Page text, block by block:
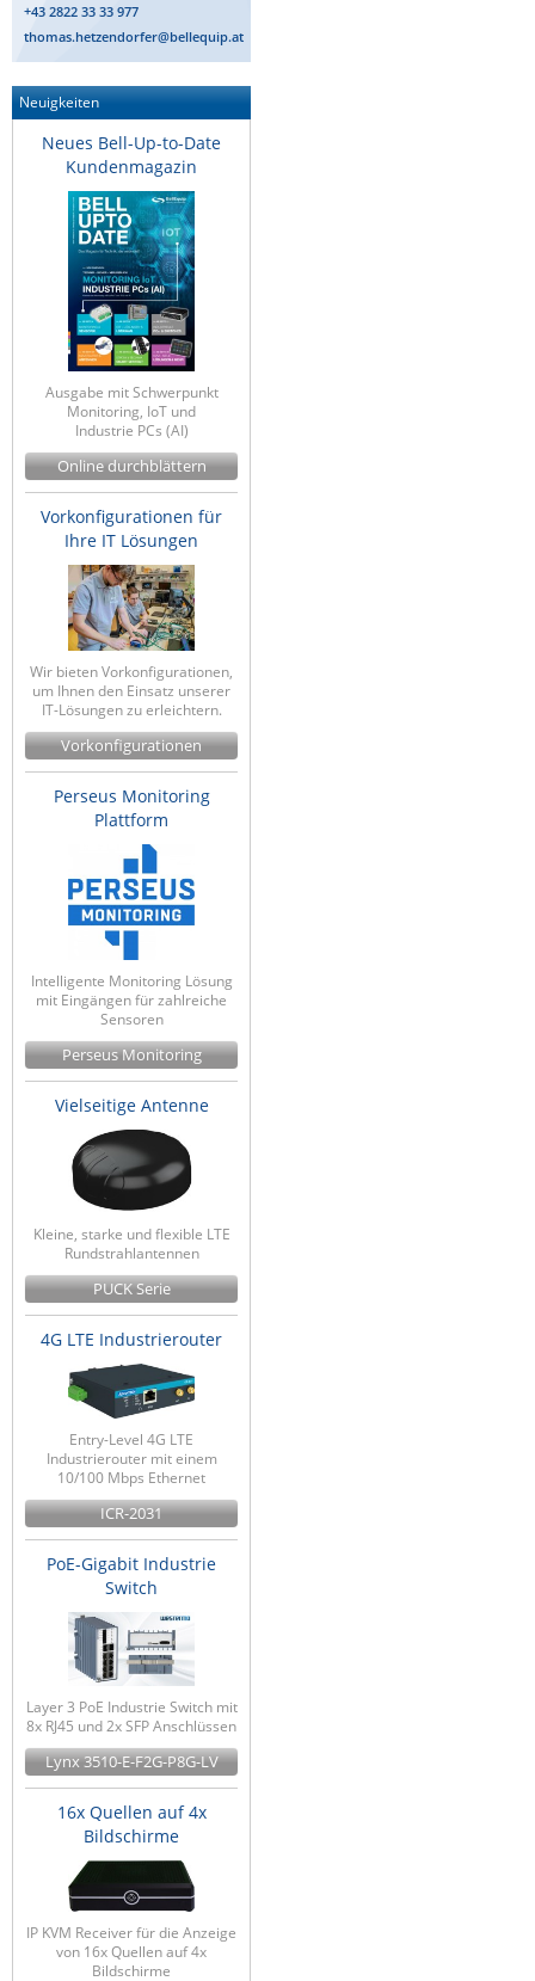
KVM TEC
Legrand
LigoWave
Milesight
Moxa
Netio
Panorama Antennas
PatchSee
Power Kingdom
Poynting
Raritan
Riello UPS
Server Technology
Siretta
Sunbird
Tactical Software
TEKTELIC
Teltonika
Unwired Networks
Vision
WATTECO
Yuasa
ZPE Systems
News zu unseren Herstellern
+43 2822 33 33 977
thomas.hetzendorfer@bellequip.at
Neuigkeiten
Neues Bell-Up-to-Date
Kundenmagazin
Ausgabe mit Schwerpunkt
Monitoring, IoT und
Industrie PCs (AI)
Online durchblättern
Vorkonfigurationen für
Ihre IT Lösungen
Wir bieten Vorkonfigurationen,
um Ihnen den Einsatz unserer
IT-Lösungen zu erleichtern.
Vorkonfigurationen
Perseus Monitoring
Plattform
Intelligente Monitoring Lösung
mit Eingängen für zahlreiche
Sensoren
Perseus Monitoring
Vielseitige Antenne
Kleine, starke und flexible LTE
Rundstrahlantennen
PUCK Serie
4G LTE Industrierouter
Entry-Level 4G LTE
Industrierouter mit einem
10/100 Mbps Ethernet
ICR-2031
PoE-Gigabit Industrie
Switch
Layer 3 PoE Industrie Switch mit
8x RJ45 und 2x SFP Anschlüssen
Lynx 3510-E-F2G-P8G-LV
16x Quellen auf 4x
Bildschirme
IP KVM Receiver für die Anzeige
von 16x Quellen auf 4x
Bildschirme